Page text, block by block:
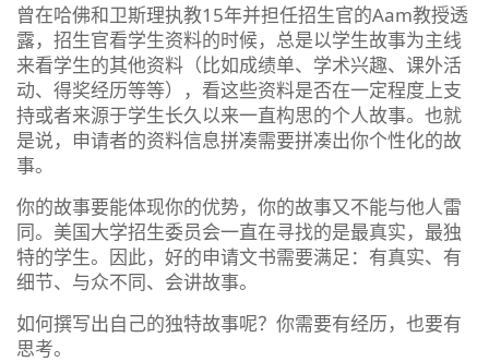
曾在哈佛和卫斯理执教15年并担任招生官的Aam教授透
露，招生官看学生资料的时候，总是以学生故事为主线
来看学生的其他资料（比如成绩单、学术兴趣、课外活
动、得奖经历等等），看这些资料是否在一定程度上支
持或者来源于学生长久以来一直构思的个人故事。也就
是说，申请者的资料信息拼凑需要拼凑出你个性化的故
事。
你的故事要能体现你的优势，你的故事又不能与他人雷
同。美国大学招生委员会一直在寻找的是最真实，最独
特的学生。因此，好的申请文书需要满足：有真实、有
细节、与众不同、会讲故事。
如何撰写出自己的独特故事呢？你需要有经历，也要有
思考。